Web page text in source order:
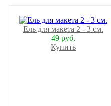
Ель для макета 2 - 3 см.
49 руб.
Купить